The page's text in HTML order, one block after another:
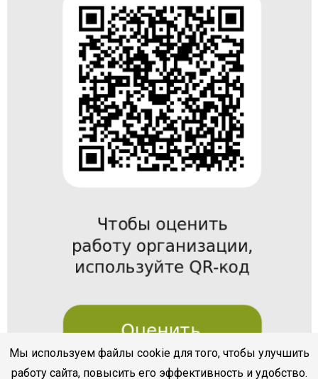
Мы используем файлы cookie для того, чтобы улучшить
работу сайта, повысить его эффективность и удобство.